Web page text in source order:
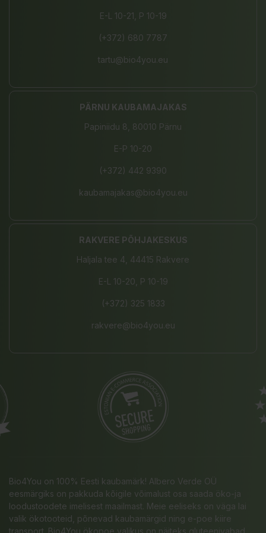
E-L 10-21, P 10-19
(+372) 680 7787
tartu@bio4you.eu
PÄRNU KAUBAMAJAKAS
Papiniidu 8, 80010 Pärnu
E-P 10-20
(+372) 442 9390
kaubamajakas@bio4you.eu
RAKVERE PÕHJAKESKUS
Haljala tee 4, 44415 Rakvere
E-L 10-20, P 10-19
(+372) 325 1833
rakvere@bio4you.eu
Bio4You on 100% Eesti kaubamärk! Albero Verde OÜ
eesmärgiks on pakkuda kõigile võimalust osa saada öko-ja
loodustoodete imelisest maailmast. Meie eeliseks on väga lai
valik ökotooteid, põnevad kaubamärgid ning e-poe kiire
transport. Bio4You ökopoe valikus on näiteks gluteenivabad